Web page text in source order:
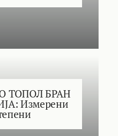
ТОПОЛ БРАН
Измерени